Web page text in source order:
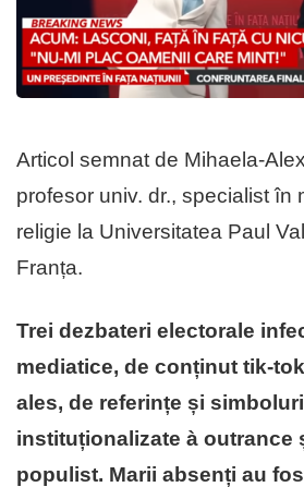
Articol semnat de Mihaela-
profesor univ. dr., specialist în
religie la Universitatea Paul
Franța.
Trei dezbateri electorale
mediatice, de conținut tik-
ales, de referințe și
instituționalizate à outrance
populist. Marii absenți au